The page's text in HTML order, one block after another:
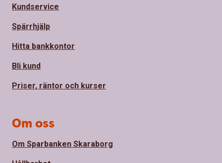
Kundservice
Spärrhjälp
Hitta bankkontor
Bli kund
Priser, räntor och kurser
Om oss
Om Sparbanken Skaraborg